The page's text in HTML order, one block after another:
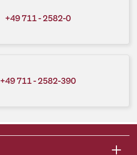
+49 711 - 2582-0
+49 711 - 2582-390